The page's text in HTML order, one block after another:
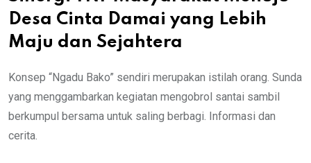
Desa Cinta Damai yang Lebih
Maju dan Sejahtera
Konsep “Ngadu Bako” sendiri merupakan istilah orang. Sunda
yang menggambarkan kegiatan mengobrol santai sambil
berkumpul bersama untuk saling berbagi. Informasi dan
cerita.